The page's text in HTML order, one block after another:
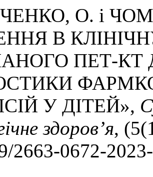
О. і
В
ПЕТ-КТ
У ДІТЕЙ»,
здоров’я,
2663-0672-